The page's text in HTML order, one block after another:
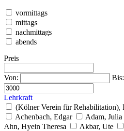
vormittags
mittags
nachmittags
abends
Preis
Von: Bis:
Lehrkraft
(Kölner Verein für Rehabilitation),
Achenbach, Edgar
Adam, Julia
Ahn, Hyein Theresa
Akbar, Ute